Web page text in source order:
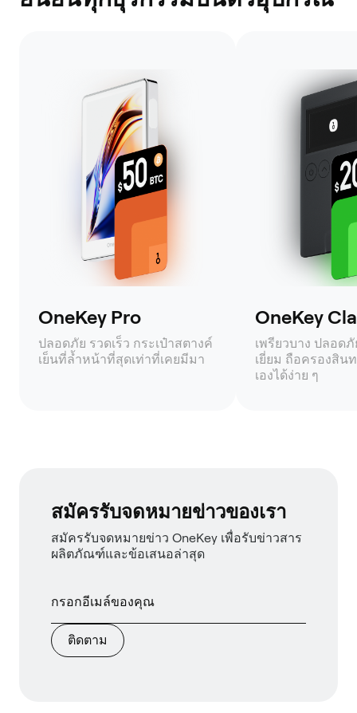
OneKey Pro
ปลอดภัย รวดเร็ว กระเป๋าสตางค์
เย็นที่ล้ำหน้าที่สุดเท่าที่เคยมีมา
OneKey
เพรียวบาง ปลอด
เยี่ยม ถือครองสิน
เองได้ง่าย ๆ
สมัครรับจดหมายข่าวของเรา
สมัครรับจดหมายข่าว OneKey เพื่อรับข่าวสาร
ผลิตภัณฑ์และข้อเสนอล่าสุด
ติดตาม